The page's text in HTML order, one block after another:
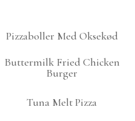
Pizzaboller Med Oksekød
Buttermilk Fried Chicken
Burger
Tuna Melt Pizza